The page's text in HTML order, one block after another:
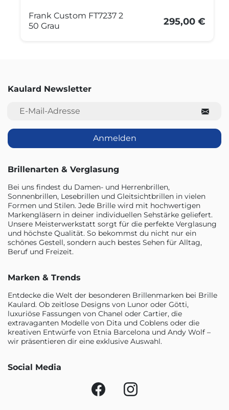
Frank Custom FT7237 2
50 Grau
295,00 €
Kaulard Newsletter
E-Mail-Adresse
Anmelden
Brillenarten & Verglasung
Bei uns findest du Damen- und Herrenbrillen,
Sonnenbrillen, Lesebrillen und Gleitsichtbrillen in vielen
Formen und Stilen. Jede Brille wird mit hochwertigen
Markengläsern in deiner individuellen Sehstärke geliefert.
Unsere Meisterwerkstatt sorgt für die perfekte Verglasung
und höchste Qualität. So bekommst du nicht nur ein
schönes Gestell, sondern auch bestes Sehen für Alltag,
Beruf und Freizeit.
Marken & Trends
Entdecke die Welt der besonderen Brillenmarken bei Brille
Kaulard. Ob zeitlose Designs von Lunor oder Götti,
luxuriöse Fassungen von Chanel oder Cartier, die
extravaganten Modelle von Dita und Coblens oder die
kreativen Entwürfe von Etnia Barcelona und Andy Wolf –
wir präsentieren dir eine exklusive Auswahl.
Social Media